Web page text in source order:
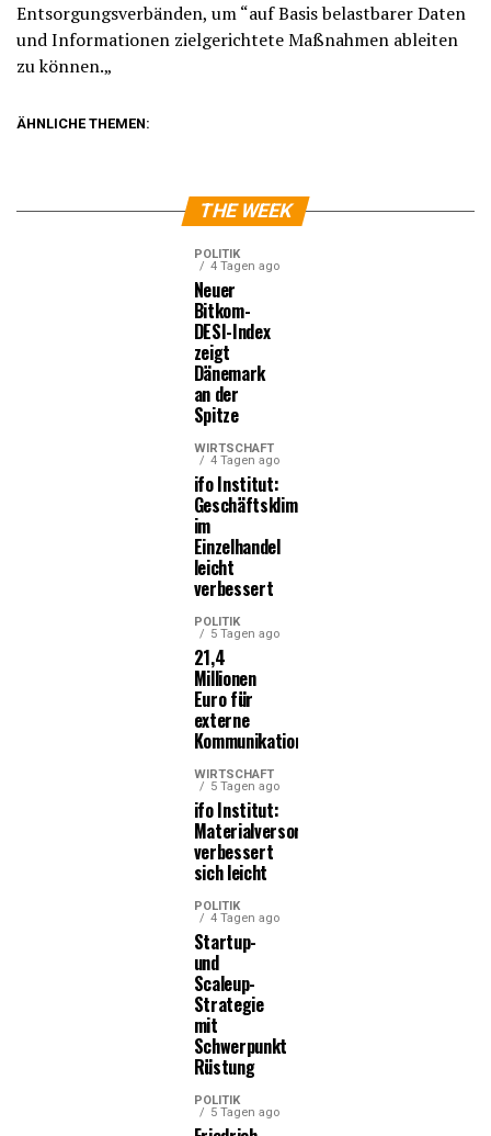
Entsorgungsverbänden, um “auf Basis belastbarer Daten
und Informationen zielgerichtete Maßnahmen ableiten
zu können.„
ÄHNLICHE THEMEN:
THE WEEK
POLITIK
4 Tagen ago
Neuer
Bitkom-
DESI-Index
zeigt
Dänemark
an der
Spitze
WIRTSCHAFT
4 Tagen ago
ifo Institut:
Geschäftsklima
im
Einzelhandel
leicht
verbessert
POLITIK
5 Tagen ago
21,4
Millionen
Euro für
externe
Kommunikationsleistungen
WIRTSCHAFT
5 Tagen ago
ifo Institut:
Materialversorgung
verbessert
sich leicht
POLITIK
4 Tagen ago
Startup-
und
Scaleup-
Strategie
mit
Schwerpunkt
Rüstung
POLITIK
5 Tagen ago